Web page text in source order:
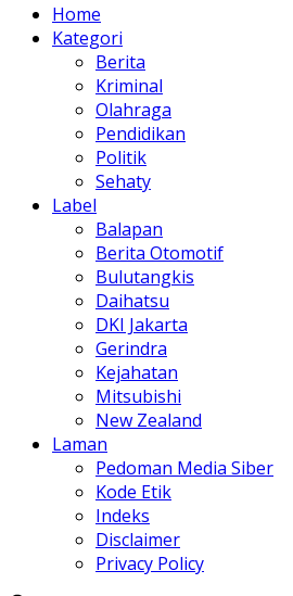
Home
Kategori
Berita
Kriminal
Olahraga
Pendidikan
Politik
Sehaty
Label
Balapan
Berita Otomotif
Bulutangkis
Daihatsu
DKI Jakarta
Gerindra
Kejahatan
Mitsubishi
New Zealand
Laman
Pedoman Media Siber
Kode Etik
Indeks
Disclaimer
Privacy Policy